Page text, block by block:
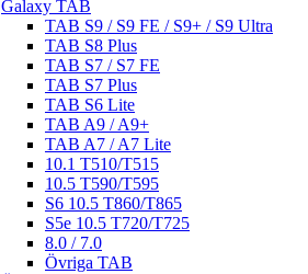
Galaxy TAB
TAB S9 / S9 FE / S9+ / S9 Ultra
TAB S8 Plus
TAB S7 / S7 FE
TAB S7 Plus
TAB S6 Lite
TAB A9 / A9+
TAB A7 / A7 Lite
10.1 T510/T515
10.5 T590/T595
S6 10.5 T860/T865
S5e 10.5 T720/T725
8.0 / 7.0
Övriga TAB